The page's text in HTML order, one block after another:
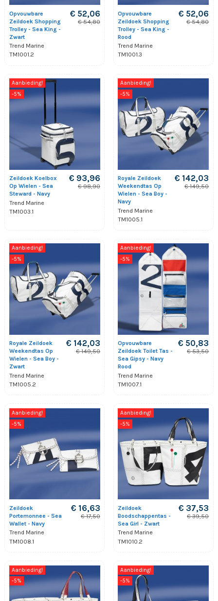
Opvouwbare
Zeildoek Shopping
Trolley - Sea King -
Zwart
Trend Marine
TM1001.2
€ 52,06
€ 54,80
Opvouwbare
Zeildoek Shopping
Trolley - Sea King -
Rood
Trend Marine
TM1001.3
€ 52,06
€ 54,80
Aanbieding!
-5%
Zeildoek Koelbox
Op Wielen - Sea
Steward - Navy
Trend Marine
TM1003.1
€ 93,96
€ 98,90
Aanbieding!
-5%
Royale Zeildoek
Weekendtas Op
Wielen - Sea Boy -
Navy
Trend Marine
TM1005.1
€ 142,03
€ 149,50
Aanbieding!
-5%
Royale Zeildoek
Weekendtas Op
Wielen - Sea Boy -
Zwart
Trend Marine
TM1005.2
€ 142,03
€ 149,50
Aanbieding!
-5%
Opvouwbare
Zeildoek Toilet Tas -
Sea Gipsy - Navy
Rood
Trend Marine
TM1007.1
€ 50,83
€ 53,50
Aanbieding!
-5%
Zeildoek
Portemonnee - Sea
Wallet - Navy
Trend Marine
TM1008.1
€ 16,63
€ 17,50
Aanbieding!
-5%
Zeildoek
Boodschappentas -
Sea Girl - Zwart
Trend Marine
TM1010.2
€ 37,53
€ 39,50
Aanbieding!
-5%
Aanbieding!
-5%